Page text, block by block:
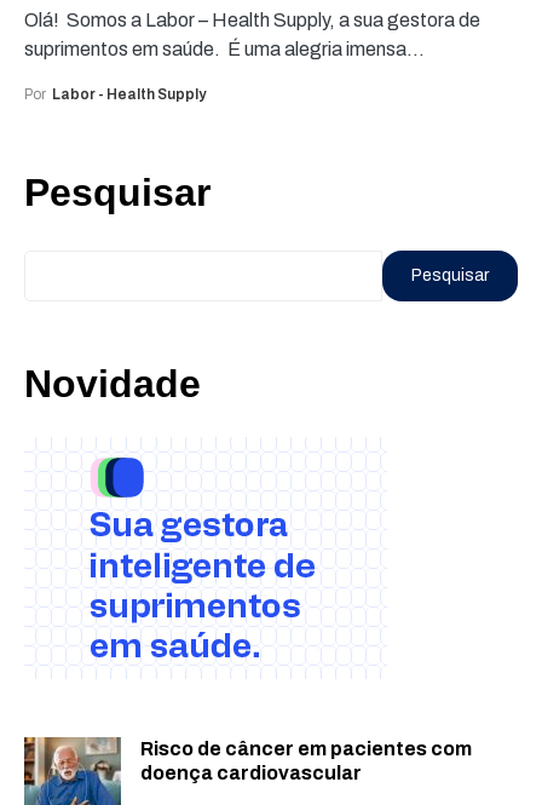
Olá! Somos a Labor – Health Supply, a sua gestora de
suprimentos em saúde. É uma alegria imensa…
Por Labor - Health Supply
Pesquisar
Pesquisar
Novidade
Risco de câncer em pacientes com
doença cardiovascular